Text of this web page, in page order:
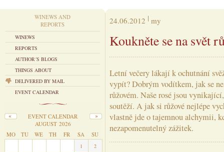
WINEWS AND
REPORTS
WINEWS
REPORTS
AUTHOR´S BLOGS
THINGS ABOUT
DELIVERED BY MAIL
EVENT CALENDAR
EVENT CALENDAR
AUGUST 2026
MO
TU WE TH FR SA SU
1
2
24.06.2012 my
Koukněte se na svět
Letní večery lákají k ochutnání
vypít? Dobrým vodítkem, jak se
růžovém. Naše rosé jsou
soutěží. A jak si růžové nejlépe
vlastně jde o tajemnou alchymii,
nezapomenutelný zážitek.